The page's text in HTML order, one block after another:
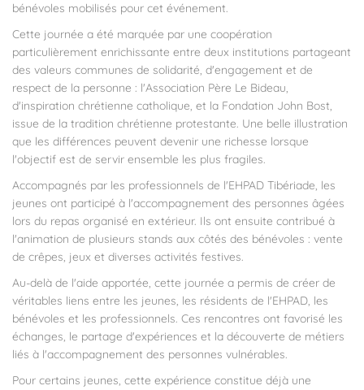
bénévoles mobilisés pour cet événement.
Cette journée a été marquée par une coopération
particulièrement enrichissante entre deux institutions partageant
des valeurs communes de solidarité, d'engagement et de
respect de la personne : l'Association Père Le Bideau,
d'inspiration chrétienne catholique, et la Fondation John Bost,
issue de la tradition chrétienne protestante. Une belle illustration
que les différences peuvent devenir une richesse lorsque
l'objectif est de servir ensemble les plus fragiles.
Accompagnés par les professionnels de l'EHPAD Tibériade, les
jeunes ont participé à l'accompagnement des personnes âgées
lors du repas organisé en extérieur. Ils ont ensuite contribué à
l'animation de plusieurs stands aux côtés des bénévoles : vente
de crêpes, jeux et diverses activités festives.
Au-delà de l'aide apportée, cette journée a permis de créer de
véritables liens entre les jeunes, les résidents de l'EHPAD, les
bénévoles et les professionnels. Ces rencontres ont favorisé les
échanges, le partage d'expériences et la découverte de métiers
liés à l'accompagnement des personnes vulnérables.
Pour certains jeunes, cette expérience constitue déjà une